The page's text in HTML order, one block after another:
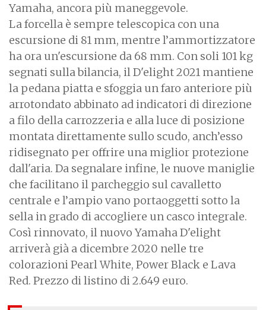
Yamaha, ancora più maneggevole.
La forcella è sempre telescopica con una
escursione di 81 mm, mentre l’ammortizzatore
ha ora un'escursione da 68 mm. Con soli 101 kg
segnati sulla bilancia, il D'elight 2021 mantiene
la pedana piatta e sfoggia un faro anteriore più
arrotondato abbinato ad indicatori di direzione
a filo della carrozzeria e alla luce di posizione
montata direttamente sullo scudo, anch’esso
ridisegnato per offrire una miglior protezione
dall'aria. Da segnalare infine, le nuove maniglie
che facilitano il parcheggio sul cavalletto
centrale e l’ampio vano portaoggetti sotto la
sella in grado di accogliere un casco integrale.
Così rinnovato, il nuovo Yamaha D'elight
arriverà già a dicembre 2020 nelle tre
colorazioni Pearl White, Power Black e Lava
Red. Prezzo di listino di 2.649 euro.